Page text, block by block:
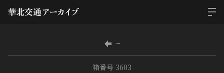
−
箱番号 3603